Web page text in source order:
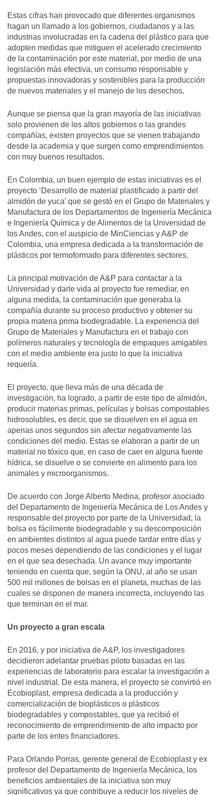
Estas cifras han provocado que diferentes organismos
hagan un llamado a los gobiernos, ciudadanos y a las
industrias involucradas en la cadena del plástico para que
adopten medidas que mitiguen el acelerado crecimiento
de la contaminación por este material, por medio de una
legislación más efectiva, un consumo responsable y
propuestas innovadoras y sostenibles para la producción
de nuevos materiales y el manejo de los desechos.
Aunque se piensa que la gran mayoría de las iniciativas
solo provienen de los altos gobiernos o las grandes
compañías, existen proyectos que se vienen trabajando
desde la academia y que surgen como emprendimientos
con muy buenos resultados.
En Colombia, un buen ejemplo de estas iniciativas es el
proyecto ‘Desarrollo de material plastificado a partir del
almidón de yuca’ que se gestó en el Grupo de Materiales y
Manufactura de los Departamentos de Ingeniería Mecánica
e Ingeniería Química y de Alimentos de la Universidad de
los Andes, con el auspicio de MinCiencias y A&P de
Colombia, una empresa dedicada a la transformación de
plásticos por termoformado para diferentes sectores.
La principal motivación de A&P para contactar a la
Universidad y darle vida al proyecto fue remediar, en
alguna medida, la contaminación que generaba la
compañía durante su proceso productivo y obtener su
propia materia prima biodegradable. La experiencia del
Grupo de Materiales y Manufactura en el trabajo con
polímeros naturales y tecnología de empaques amigables
con el medio ambiente era justo lo que la iniciativa
requería.
El proyecto, que lleva más de una década de
investigación, ha logrado, a partir de este tipo de almidón,
producir materias primas, películas y bolsas compostables
hidrosolubles, es decir, que se disuelven en el agua en
apenas unos segundos sin afectar negativamente las
condiciones del medio. Estas se elaboran a partir de un
material no tóxico que, en caso de caer en alguna fuente
hídrica, se disuelve o se convierte en alimento para los
animales y microorganismos.
De acuerdo con Jorge Alberto Medina, profesor asociado
del Departamento de Ingeniería Mecánica de Los Andes y
responsable del proyecto por parte de la Universidad, la
bolsa es fácilmente biodegradable y su descomposición
en ambientes distintos al agua puede tardar entre días y
pocos meses dependiendo de las condiciones y el lugar
en el que sea desechada. Un avance muy importante
teniendo en cuenta que, según la ONU, al año se usan
500 mil millones de bolsas en el planeta, muchas de las
cuales se disponen de manera incorrecta, incluyendo las
que terminan en el mar.
Un proyecto a gran escala
En 2016, y por iniciativa de A&P, los investigadores
decidieron adelantar pruebas piloto basadas en las
experiencias de laboratorio para escalar la investigación a
nivel industrial. De esta manera, el proyecto se convirtió en
Ecobioplast, empresa dedicada a la producción y
comercialización de bioplásticos o plásticos
biodegradables y compostables, que ya recibió el
reconocimiento de emprendimiento de alto impacto por
parte de los entes financiadores.
Para Orlando Porras, gerente general de Ecobioplast y ex
profesor del Departamento de Ingeniería Mecánica, los
beneficios ambientales de la iniciativa son muy
significativos ya que contribuye a reducir los niveles de